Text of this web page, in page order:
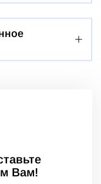
Вам!